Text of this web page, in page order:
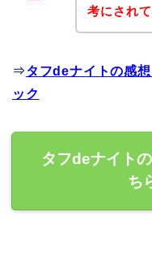
考にされ
⇒タフdeナイトの感
ック
タフdeナイト
ち